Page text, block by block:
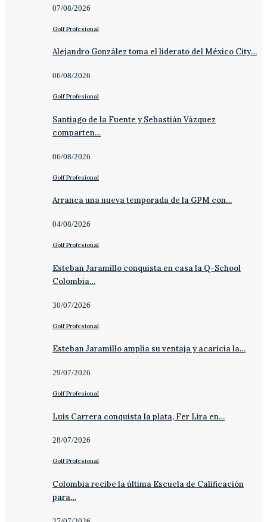
07/08/2026
Golf Profesional
Alejandro González toma el liderato del México City…
06/08/2026
Golf Profesional
Santiago de la Fuente y Sebastián Vázquez
comparten…
06/08/2026
Golf Profesional
Arranca una nueva temporada de la GPM con…
04/08/2026
Golf Profesional
Esteban Jaramillo conquista en casa la Q-School
Colombia…
30/07/2026
Golf Profesional
Esteban Jaramillo amplía su ventaja y acaricia la…
29/07/2026
Golf Profesional
Luis Carrera conquista la plata, Fer Lira en…
28/07/2026
Golf Profesional
Colombia recibe la última Escuela de Calificación
para…